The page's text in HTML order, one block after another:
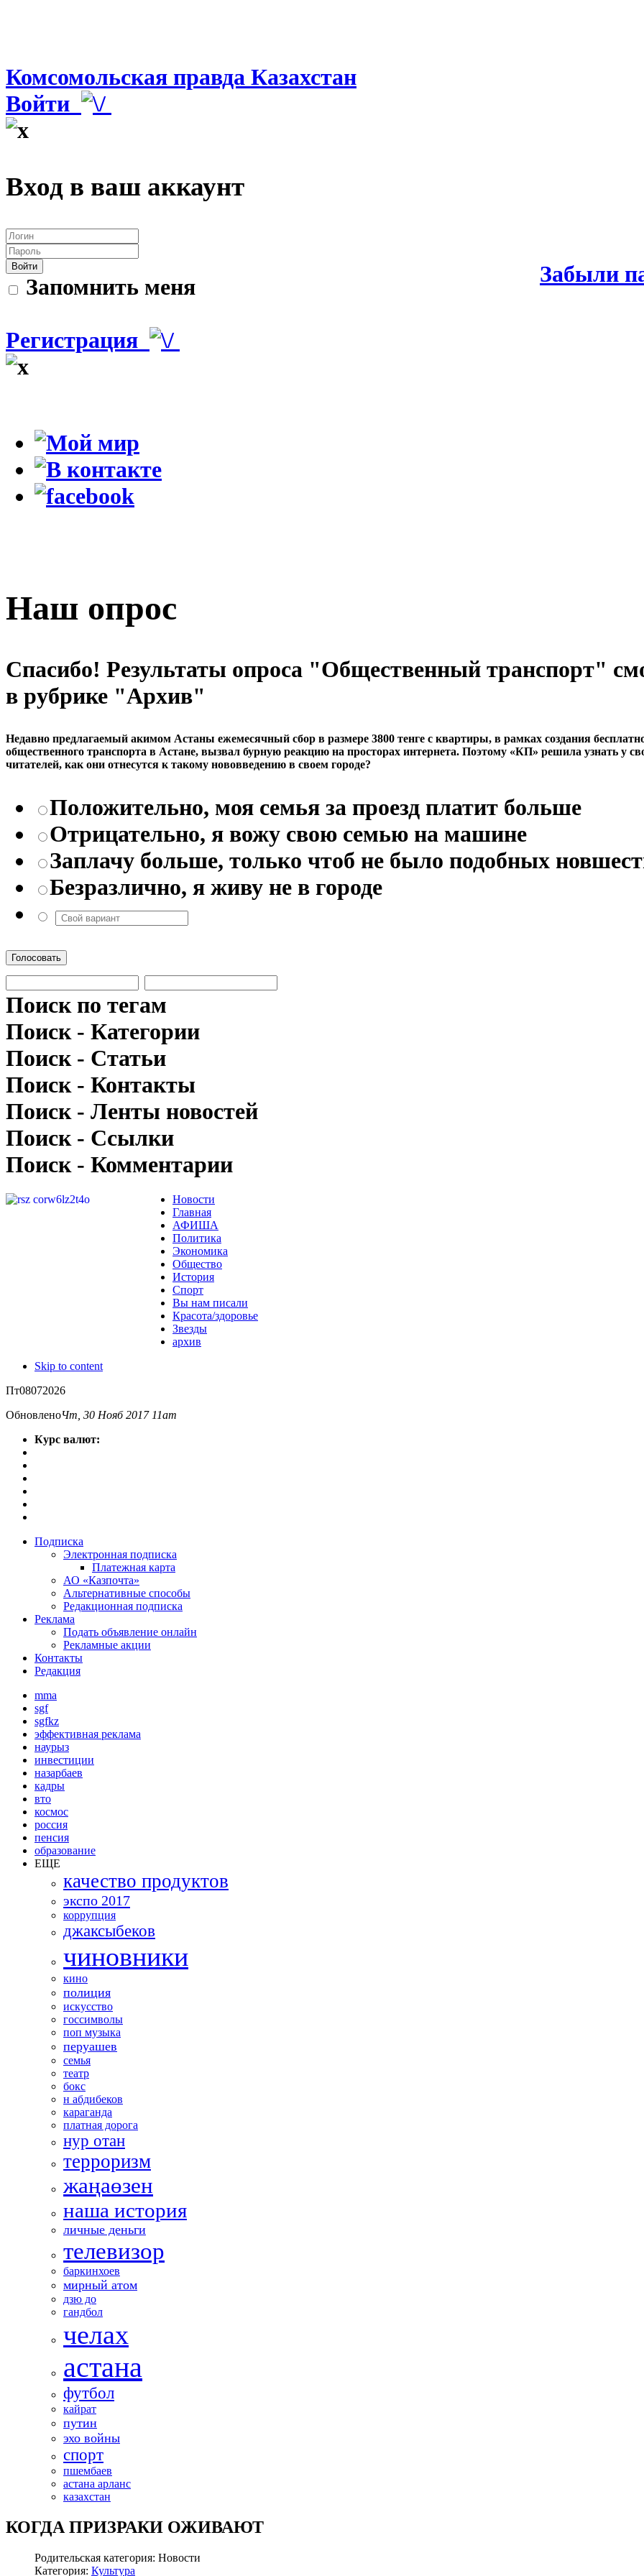
Комсомольская правда Казахстан
Войти
Вход в ваш аккаунт
Войти
Запомнить меня Забыли
Регистрация
Наш опрос
Спасибо! Результаты опроса "Общественный транспорт"
в рубрике "Архив"
Недавно предлагаемый акимом Астаны ежемесячный сбор в размере 3800 тенге с квартиры, в рамках создания
общественного транспорта в Астане, вызвал бурную реакцию на просторах интернета. Поэтому «КП» решила узнать у
читателей, как они отнесутся к такому нововведению в своем городе?
Положительно, моя семья за проезд платит больше
Отрицательно, я вожу свою семью на машине
Заплачу больше, только чтоб не было подобных
Безразлично, я живу не в городе
Голосовать
Поиск по тегам
Поиск - Категории
Поиск - Статьи
Поиск - Контакты
Поиск - Ленты новостей
Поиск - Ссылки
Поиск - Комментарии
Новости
Главная
АФИША
Политика
Экономика
Общество
История
Спорт
Вы нам писали
Красота/здоровье
Звезды
архив
Skip to content
Пт08072026
ОбновленоЧт, 30 Нояб 2017 11am
Курс валют:
Подписка
Электронная подписка
Платежная карта
АО «Казпочта»
Альтернативные способы
Редакционная подписка
Реклама
Подать объявление онлайн
Рекламные акции
Контакты
Редакция
mma
sgf
sgfkz
эффективная реклама
наурыз
инвестиции
назарбаев
кадры
вто
космос
россия
пенсия
образование
ЕЩЕ
качество продуктов
экспо 2017
коррупция
джаксыбеков
чиновники
кино
полиция
искусство
госсимволы
поп музыка
перуашев
семья
театр
бокс
н абдибеков
караганда
платная дорога
нур отан
терроризм
жаңаөзен
наша история
личные деньги
телевизор
баркинхоев
мирный атом
дзю до
гандбол
челах
астана
футбол
кайрат
путин
эхо войны
спорт
пшембаев
астана арланс
казахстан
КОГДА ПРИЗРАКИ ОЖИВАЮТ
Родительская категория: Новости
Категория: Культура